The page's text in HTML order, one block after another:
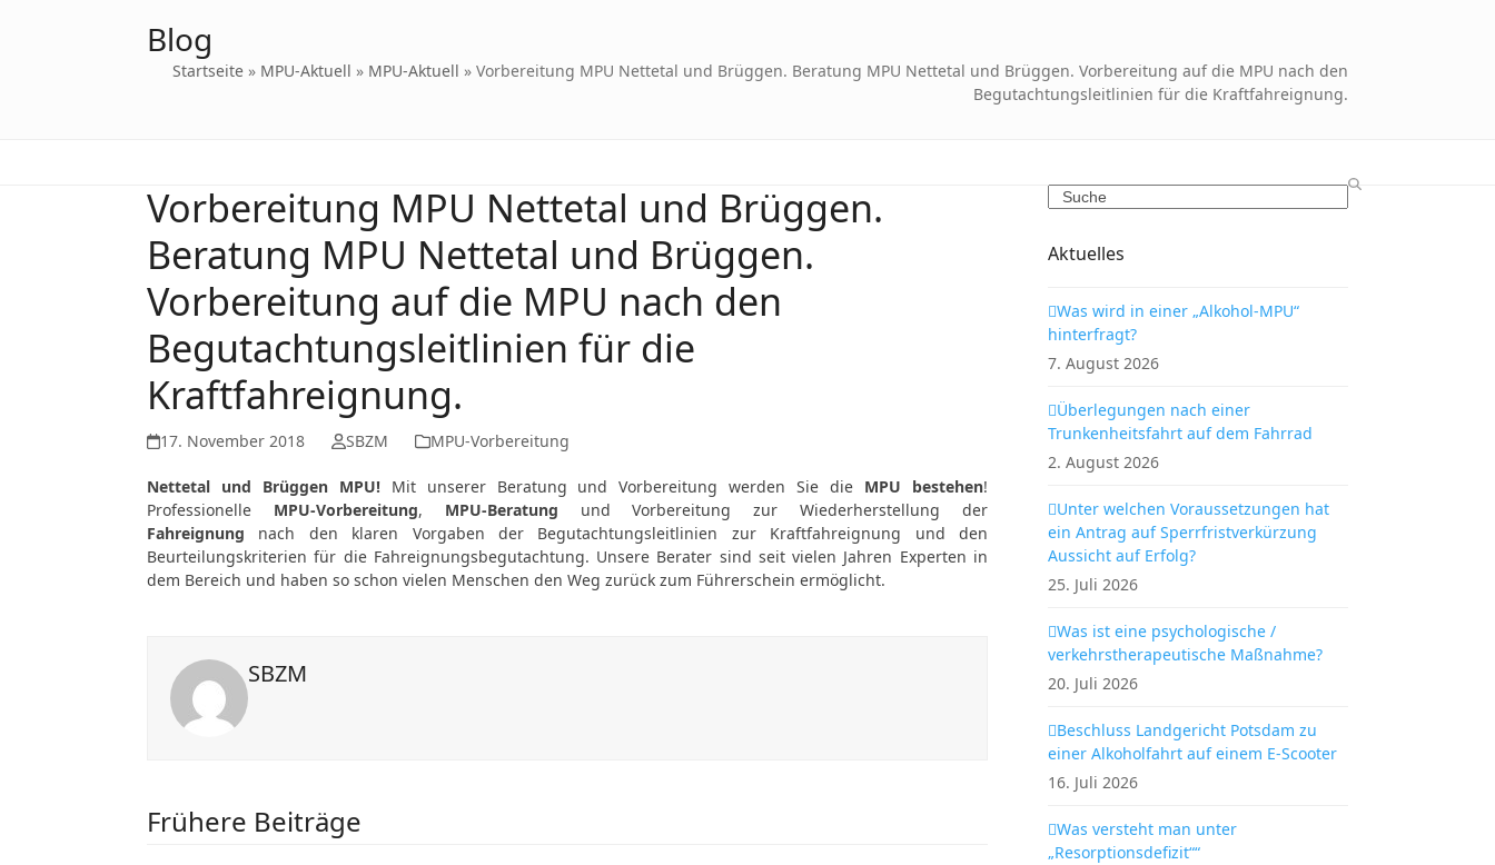
Blog
Startseite » MPU-Aktuell » MPU-Aktuell » Vorbereitung MPU Nettetal und Brüggen. Beratung MPU Nettetal und Brüggen. Vorbereitung auf die MPU nach den
Begutachtungsleitlinien für die Kraftfahreignung.
Vorbereitung MPU Nettetal und Brüggen.
Beratung MPU Nettetal und Brüggen.
Vorbereitung auf die MPU nach den
Begutachtungsleitlinien für die
Kraftfahreignung.
17. November 2018 SBZM MPU-Vorbereitung
Nettetal und Brüggen MPU!Mit unserer Beratung und Vorbereitung werden Sie die MPU bestehen!
Professionelle MPU-Vorbereitung, MPU-Beratung und Vorbereitung zur Wiederherstellung der
Fahreignung nach den klaren Vorgaben der Begutachtungsleitlinien zur Kraftfahreignung und den
Beurteilungskriterien für die Fahreignungsbegutachtung. Unsere Berater sind seit vielen Jahren Experten in
dem Bereich und haben so schon vielen Menschen den Weg zurück zum Führerschein ermöglicht.
SBZM
Frühere Beiträge
Search
Aktuelles
Was wird in einer „Alkohol-MPU“
hinterfragt?
7. August 2026
Überlegungen nach einer
Trunkenheitsfahrt auf dem Fahrrad
2. August 2026
Unter welchen Voraussetzungen hat
ein Antrag auf Sperrfristverkürzung
Aussicht auf Erfolg?
25. Juli 2026
Was ist eine psychologische /
verkehrstherapeutische Maßnahme?
20. Juli 2026
Beschluss Landgericht Potsdam zu
einer Alkoholfahrt auf einem E-Scooter
16. Juli 2026
Was versteht man unter
„Resorptionsdefizit““